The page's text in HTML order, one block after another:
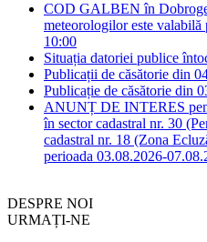
COD GALBEN în
meteorologilor este valabilă
10:00
Situația datoriei publice
Publicații de căsătorie din
Publicație de căsătorie din
ANUNȚ DE INTERES
în sector cadastral nr. 30
cadastral nr. 18 (Zona
perioada 03.08.2026-
DESPRE NOI
URMAȚI-NE